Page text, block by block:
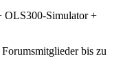
Simulator +
bis zu